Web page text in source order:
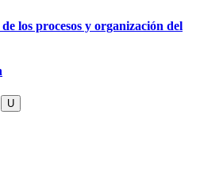
los procesos y organización del